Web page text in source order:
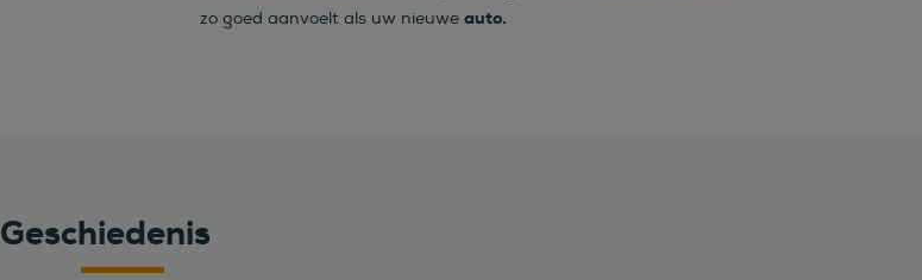
zo goed aanvoelt als uw nieuwe auto.
Geschiedenis